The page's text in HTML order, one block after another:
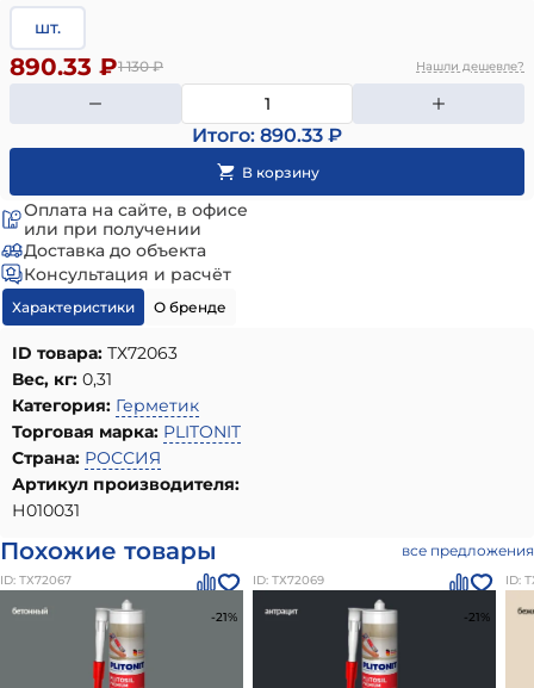
шт.
1 130₽
890.33 ₽ Нашли дешевле?
Итого: 890.33 ₽
Оплата на сайте, в офисе
или при получении
Доставка до объекта
Консультация и расчёт
Характеристики О бренде
ID товара: ТХ72063
Вес, кг: 0,31
Категория: Герметик
Торговая марка: PLITONIT
Страна: РОССИЯ
Артикул производителя:
Н010031
Похожие товары все предложения
ID: ТХ72067
-21%
ID: ТХ72069
-21%
ID: